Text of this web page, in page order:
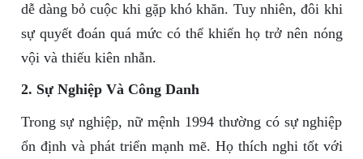
dễ dàng bỏ cuộc khi gặp khó khăn. Tuy nhiên, đôi khi
sự quyết đoán quá mức có thể khiến họ trở nên nóng
vội và thiếu kiên nhẫn.
2. Sự Nghiệp Và Công Danh
Trong sự nghiệp, nữ mệnh 1994 thường có sự nghiệp
ổn định và phát triển mạnh mẽ. Họ thích nghi tốt với